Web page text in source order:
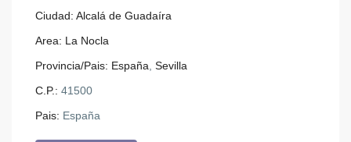
Ciudad: Alcalá de Guadaíra
Area: La Nocla
Provincia/Pais: España ,Sevilla
C.P.: 41500
Pais: España